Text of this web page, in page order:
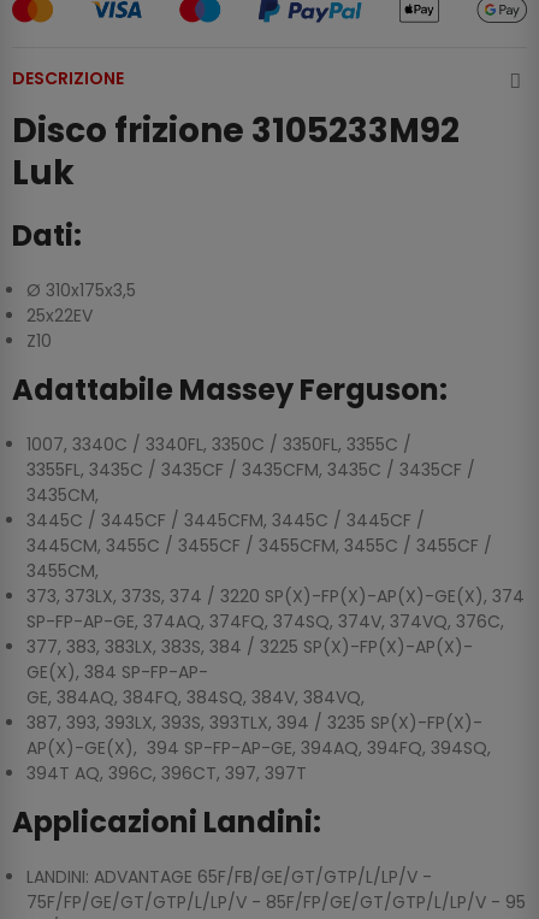
DESCRIZIONE
Disco frizione 3105233M92
Luk
Dati:
Ø 310x175x3,5
25x22EV
Z10
Adattabile Massey Ferguson:
1007, 3340C / 3340FL, 3350C / 3350FL, 3355C /
3355FL, 3435C / 3435CF / 3435CFM, 3435C / 3435CF /
3435CM,
3445C / 3445CF / 3445CFM, 3445C / 3445CF /
3445CM, 3455C / 3455CF / 3455CFM, 3455C / 3455CF /
3455CM,
373, 373LX, 373S, 374 / 3220 SP(X)-FP(X)-AP(X)-GE(X), 374
SP-FP-AP-GE, 374AQ, 374FQ, 374SQ, 374V, 374VQ, 376C,
377, 383, 383LX, 383S, 384 / 3225 SP(X)-FP(X)-AP(X)-
GE(X), 384 SP-FP-AP-
GE, 384AQ, 384FQ, 384SQ, 384V, 384VQ,
387, 393, 393LX, 393S, 393TLX, 394 / 3235 SP(X)-FP(X)-
AP(X)-GE(X), 394 SP-FP-AP-GE, 394AQ, 394FQ, 394SQ,
394T AQ, 396C, 396CT, 397, 397T
Applicazioni Landini:
LANDINI: ADVANTAGE 65F/FB/GE/GT/GTP/L/LP/V -
75F/FP/GE/GT/GTP/L/LP/V - 85F/FP/GE/GT/GTP/L/LP/V - 95